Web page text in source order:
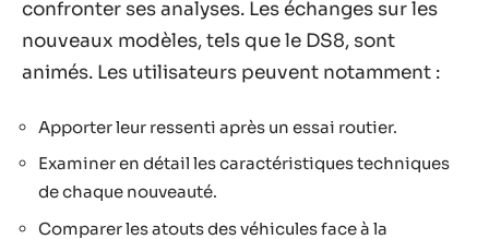
confronter ses analyses. Les échanges sur les
nouveaux modèles, tels que le DS8, sont
animés. Les utilisateurs peuvent notamment :
Apporter leur ressenti après un essai routier.
Examiner en détail les caractéristiques techniques
de chaque nouveauté.
Comparer les atouts des véhicules face à la